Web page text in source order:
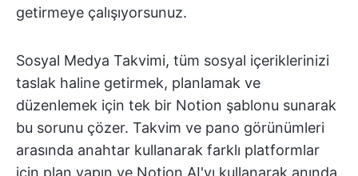
getirmeye çalışıyorsunuz.
Sosyal Medya Takvimi, tüm sosyal içeriklerinizi
taslak haline getirmek, planlamak ve
düzenlemek için tek bir Notion şablonu sunarak
bu sorunu çözer. Takvim ve pano görünümleri
arasında anahtar kullanarak farklı platformlar
için plan yapın ve Notion AI'yı kullanarak anında